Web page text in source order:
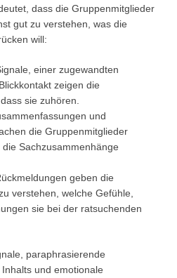
dass die Gruppenmitglieder
gut zu verstehen, was die
will:
einer zugewandten
zeigen die
sie zuhören.
und
die Gruppenmitglieder
Sachzusammenhänge
geben die
verstehen, welche Gefühle,
sie bei der ratsuchenden
paraphrasierende
und emotionale